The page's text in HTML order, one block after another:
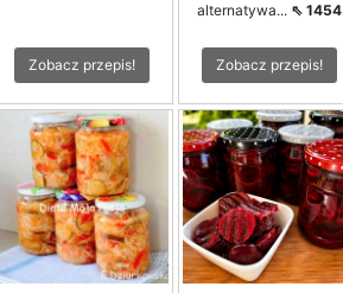
Zobacz przepis!
alternatywa... ⇖ 1454
Zobacz przepis!